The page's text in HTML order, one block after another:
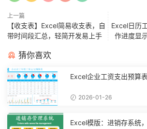
上一篇
【收支表】Excel简易收支表，自
带时间段汇总，轻简开发易上手
Excel日历
作进度显
猜你喜欢
Excel企业工资支出预算
2026-01-26
Excel模版：进销存系统